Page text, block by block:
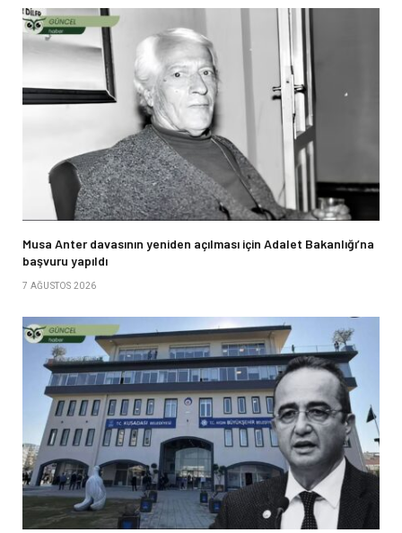
Musa Anter davasının yeniden açılması için Adalet Bakanlığı’na
başvuru yapıldı
7 AĞUSTOS 2026